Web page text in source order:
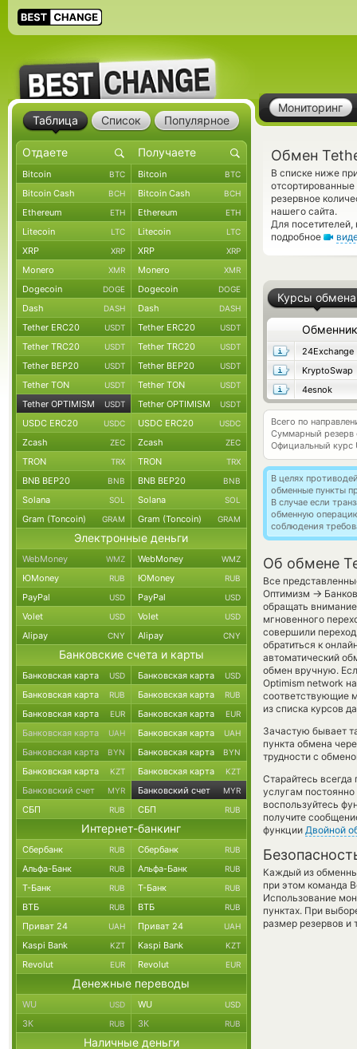
Мониторинг
Обмен
В списке ниже
резервное
нашего сайта.
Для
подробное
Курсы обмена
Обменник
24Exchange
KryptoSwap
4esnok
Всего по
Суммарный резерв
Официальный курс
В целях
обменные пункты
В случае если
обменную
соблюдения
Об обмене
Все
Оптимизм →
обращать
мгновенного
совершили
обратиться к
автоматический
обмен вручную.
Optimism network
соответствующие
из списка курсов
Зачастую бывает
пункта обмена
трудности с
Старайтесь
услугам
воспользуйтесь
получите
функции Двойной
Каждый из
при этом команда
Использование
пунктах. При
размер резервов и
Таблица Список Популярное
Bitcoin BTC Bitcoin BTC
Bitcoin Cash BCH Bitcoin Cash BCH
Ethereum ETH Ethereum ETH
Litecoin LTC Litecoin LTC
XRP XRP XRP XRP
Monero XMR Monero XMR
Dogecoin DOGE Dogecoin DOGE
Dash DASH Dash DASH
Tether ERC20 USDT Tether ERC20 USDT
Tether TRC20 USDT Tether TRC20 USDT
Tether BEP20 USDT Tether BEP20 USDT
Tether TON USDT Tether TON USDT
Tether OPTIMISM USDT Tether OPTIMISM USDT
USDC ERC20 USDC USDC ERC20 USDC
Zcash ZEC Zcash ZEC
TRON TRX TRON TRX
BNB BEP20 BNB BNB BEP20 BNB
Solana SOL Solana SOL
Gram (Toncoin) GRAM Gram (Toncoin) GRAM
Электронные деньги
WebMoney WMZ WebMoney WMZ
ЮMoney RUB ЮMoney RUB
PayPal USD PayPal USD
Volet USD Volet USD
Alipay CNY Alipay CNY
Банковские счета и карты
Банковская карта USD Банковская карта USD
Банковская карта RUB Банковская карта RUB
Банковская карта EUR Банковская карта EUR
Банковская карта UAH Банковская карта UAH
Банковская карта BYN Банковская карта BYN
Банковская карта KZT Банковская карта KZT
Банковский счет MYR Банковский счет MYR
СБП RUB СБП RUB
Интернет-банкинг
Сбербанк RUB Сбербанк RUB
Альфа-Банк RUB Альфа-Банк RUB
Т-Банк RUB Т-Банк RUB
ВТБ RUB ВТБ RUB
Приват 24 UAH Приват 24 UAH
Kaspi Bank KZT Kaspi Bank KZT
Revolut EUR Revolut EUR
Денежные переводы
WU USD WU USD
ЗК RUB ЗК RUB
Наличные деньги